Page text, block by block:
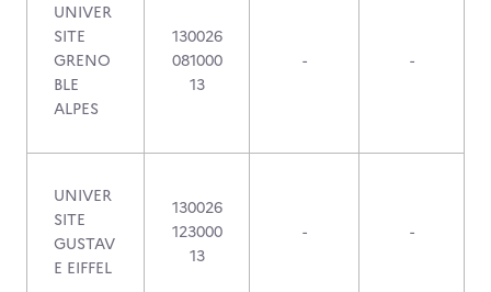
UNIVER
SITE
GRENO
BLE
ALPES
130026
081000
13
- -
UNIVER
SITE
GUSTAV
E EIFFEL
130026
123000
13
- -